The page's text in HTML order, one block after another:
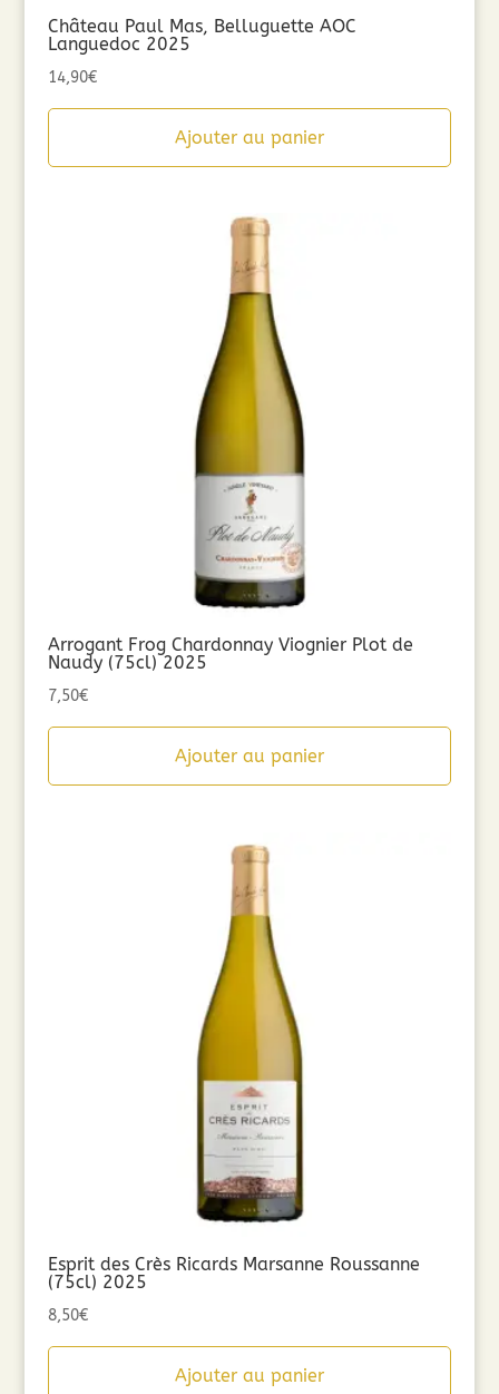
Château Paul Mas, Belluguette AOC
Languedoc 2025
14,90€
Ajouter au panier
Arrogant Frog Chardonnay Viognier Plot de
Naudy (75cl) 2025
7,50€
Ajouter au panier
Esprit des Crès Ricards Marsanne Roussanne
(75cl) 2025
8,50€
Ajouter au panier